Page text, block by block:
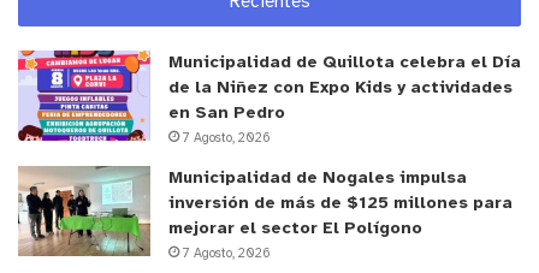
Municipalidad de Quillota celebra el Día
de la Niñez con Expo Kids y actividades
en San Pedro
7 Agosto, 2026
Municipalidad de Nogales impulsa
inversión de más de $125 millones para
mejorar el sector El Polígono
7 Agosto, 2026